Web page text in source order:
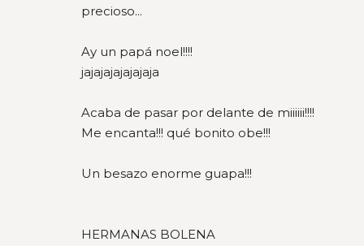
precioso...
Ay un papá noel!!!!
jajajajajajajaja
Acaba de pasar por delante de miiiiii!!!!
Me encanta!!! qué bonito obe!!!
Un besazo enorme guapa!!!
HERMANAS BOLENA